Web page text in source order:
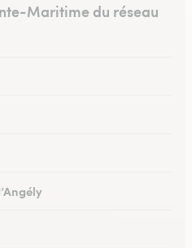
Maritime du réseau